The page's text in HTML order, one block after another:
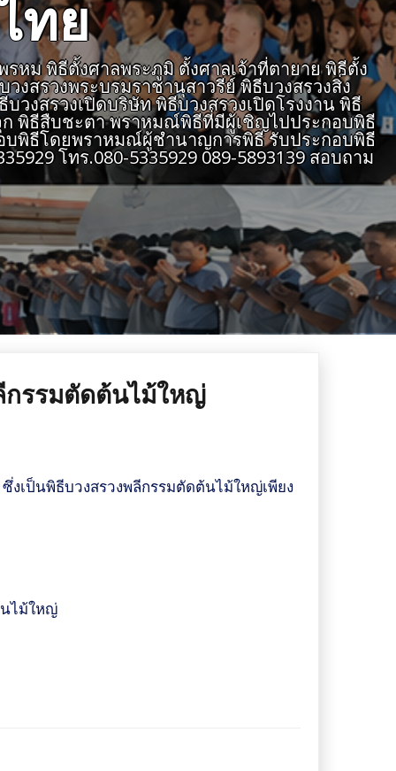
ทย
หม พิธีตั้งศาลพระภูมิ ตั้งศาลเจ้าที่ตายาย พิธีตั้ง
งสรวงพระบรมราชานุสาวรีย์ พิธีบวงสรวงสิ่ง
งสรวงเปิดบริษัท พิธีบวงสรวงเปิดโรงงาน พิธี
พิธีสืบชะตา พราหมณ์พิธีที่มีผู้เชิญไปประกอบพิธี
พิธีโดยพราหมณ์ผู้ชำนาญการพิธี รับประกอบพิธี
โทร.080-5335929 089-5893139 สอบถาม
รรมตัดต้นไม้ใหญ่
เป็นพิธีบวงสรวงพลีกรรมตัดต้นไม้ใหญ่เพียง
ไม้ใหญ่